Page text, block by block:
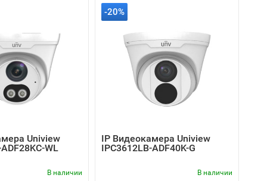
Uniview
WL
В наличии
-20%
IP Видеокамера Uniview
IPC3612LB-ADF40K-G
В наличии